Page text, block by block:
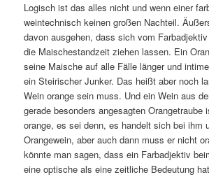
Logisch ist das alles nicht und wenn einer
weintechnisch keinen großen Nachteil.
davon ausgehen, dass sich vom
die Maischestandzeit ziehen lassen. Ein
seine Maische auf alle Fälle länger und
ein Steirischer Junker. Das heißt aber noch
Wein orange sein muss. Und ein Wein aus
gerade besonders angesagten Orangetraube
orange, es sei denn, es handelt sich bei ihm
Orangewein, aber auch dann muss er nicht
könnte man sagen, dass ein Farbadjektiv
eine optische als eine zeitliche Bedeutung